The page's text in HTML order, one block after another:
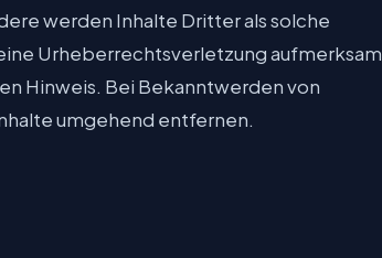
werden Inhalte Dritter als solche
Urheberrechtsverletzung aufmerksam
Hinweis. Bei Bekanntwerden von
umgehend entfernen.